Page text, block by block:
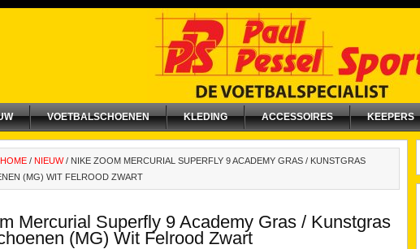
VOETBALSCHOENEN KLEDING ACCESSOIRES KEEPERS
HOME / NIEUW / NIKE ZOOM MERCURIAL SUPERFLY 9 ACADEMY GRAS / KUNSTGRAS
(MG) WIT FELROOD ZWART
Mercurial Superfly 9 Academy Gras / Kunstgras
(MG) Wit Felrood Zwart